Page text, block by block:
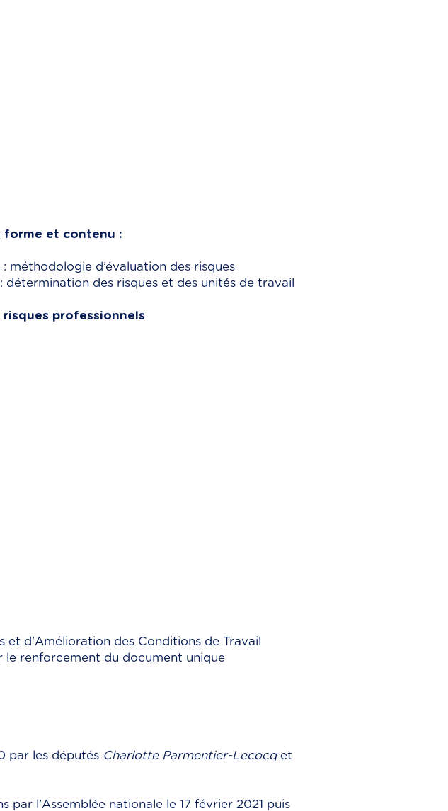
forme et contenu :
d’évaluation des risques
des risques et des unités de travail
risques professionnels
et d'Amélioration des Conditions de Travail
le renforcement du document unique
par les députés Charlotte Parmentier-Lecocqet
l'Assemblée nationale le 17 février 2021 puis